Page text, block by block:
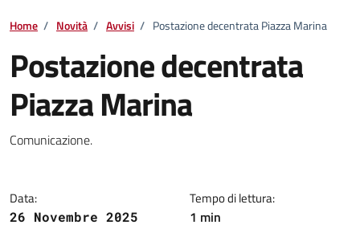
Home / Novità / Avvisi / Postazione decentrata Piazza Marina
Postazione decentrata
Piazza Marina
Dettagli della notizia
Comunicazione.
Data:
26 Novembre 2025
Tempo di lettura:
1 min